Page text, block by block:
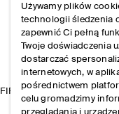
FIRMA
Używamy plików
technologii śledzenia
zapewnić Ci pełną
Twoje doświadczenia
dostarczać
internetowych, w
pośrednictwem
celu gromadzimy
przeglądania i